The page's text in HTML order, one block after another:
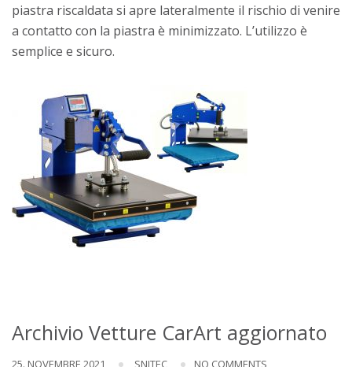
piastra riscaldata si apre lateralmente il rischio di venire
a contatto con la piastra è minimizzato. L’utilizzo è
semplice e sicuro.
Archivio Vetture CarArt aggiornato